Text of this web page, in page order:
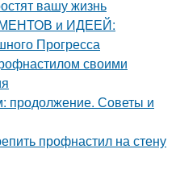
вашу жизнь
и ИДЕЕЙ:
Прогресса
своими
продолжение. Советы и
профнастил на стену